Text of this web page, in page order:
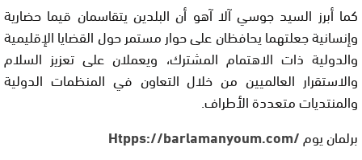
كما أبرز السيد جوسي آلا آهو أن البلدين يتقاسمان قيما حضارية
وإنسانية جعلتهما يحافظان على حوار مستمر حول القضايا الإقليمية
والدولية ذات الاهتمام المشترك، ويعملان على تعزيز السلام
والاستقرار العالميين من خلال التعاون في المنظمات الدولية
والمنتديات متعددة الأطراف.
برلمان يوم/Htpps://barlamanyoum.com